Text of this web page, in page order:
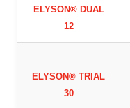
ELYSON® DUAL
12
ELYSON® TRIAL
30